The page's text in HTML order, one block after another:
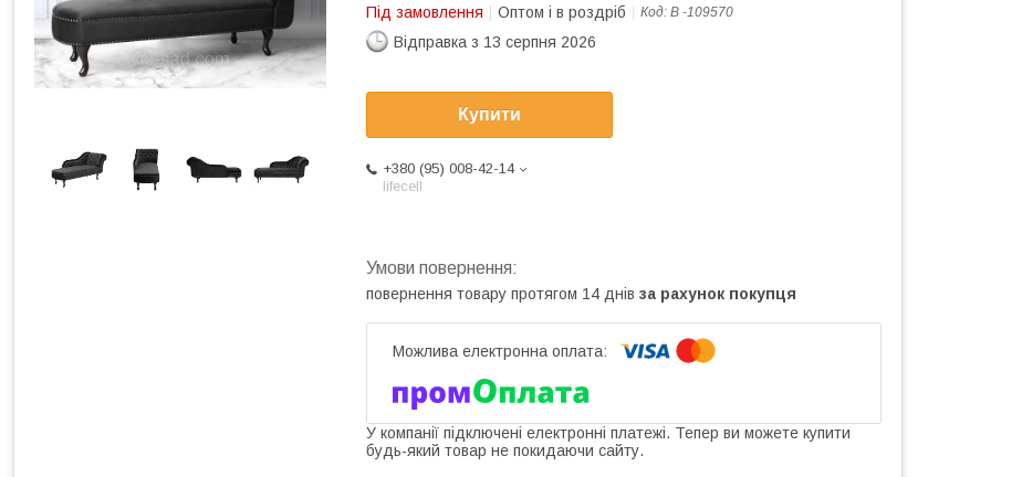
Під замовлення Оптом і в роздріб Код: В -109570
Відправка з 13 серпня 2026
Купити
+380 (95) 008-42-14
lifecell
повернення товару протягом 14 днів за рахунок покупця
У компанії підключені електронні платежі. Тепер ви можете купити
будь-який товар не покидаючи сайту.